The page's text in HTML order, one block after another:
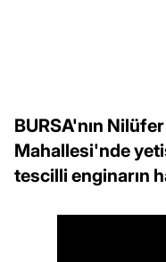
BURSA'nın
Mahallesi'nde
tescilli enginarın